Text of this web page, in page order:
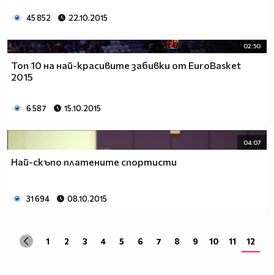
45 852 22.10.2015
02:50
Топ 10 на най-красивите забивки от EuroBasket
2015
6 587 15.10.2015
04:07
Най-скъпо платените спортисти
31 694 08.10.2015
1 2 3 4 5 6 7 8 9 10 11 12